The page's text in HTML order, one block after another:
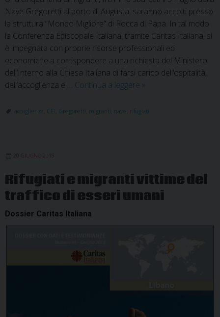
Nave Gregoretti al porto di Augusta, saranno accolti presso
la struttura “Mondo Migliore” di Rocca di Papa. In tal modo
la Conferenza Episcopale Italiana, tramite Caritas Italiana, si
è impegnata con proprie risorse professionali ed
economiche a corrispondere a una richiesta del Ministero
dell’Interno alla Chiesa Italiana di farsi carico dell’ospitalità,
dell’accoglienza e … Continua a leggere Gregoretti,
della
»
accoglienza CEI Gregoretti migranti nave rifugiati
20 GIUGNO 2019
Rifugiati e migranti vittime del
traffico di esseri umani
Dossier Caritas Italiana